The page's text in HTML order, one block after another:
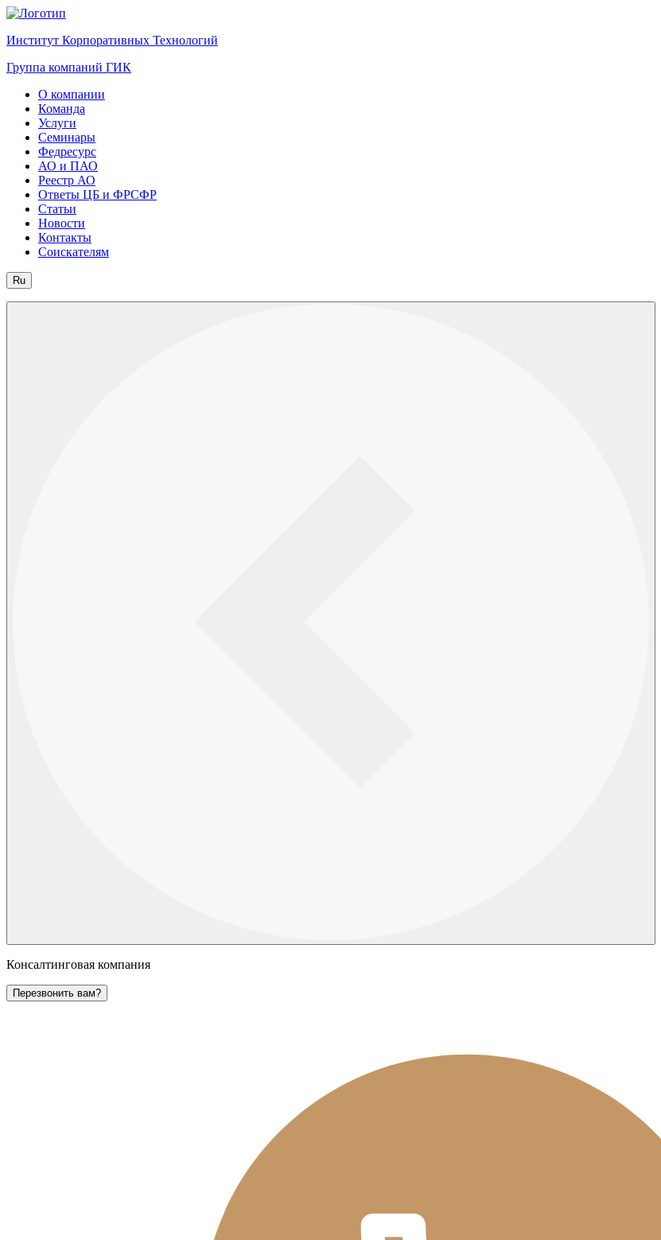
Институт Корпоративных Технологий
Группа компаний ГИК
О компании
Команда
Услуги
Семинары
Федресурс
АО и ПАО
Реестр АО
Ответы ЦБ и ФРСФР
Статьи
Новости
Контакты
Соискателям
Ru
Консалтинговая компания
Перезвонить вам?